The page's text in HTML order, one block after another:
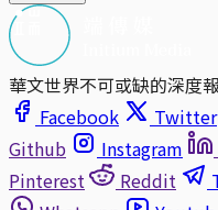
華文世界不可或缺的深度
Facebook
Twitter
Github
Instagram
Pinterest
Reddit